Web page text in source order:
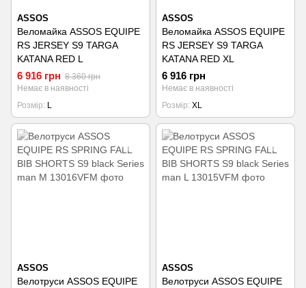
ASSOS
Веломайка ASSOS EQUIPE
RS JERSEY S9 TARGA
KATANA RED L
6 916 грн 8 360 грн
Немає в наявності
Розмір
L
ASSOS
Веломайка ASSOS EQUIPE
RS JERSEY S9 TARGA
KATANA RED XL
6 916 грн
Немає в наявності
Розмір XL
ASSOS
Велотруси ASSOS EQUIPE
ASSOS
Велотруси ASSOS EQUIPE